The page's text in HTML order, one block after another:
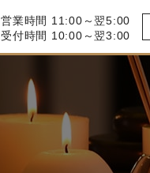
営業時間 11:00～翌5:00
受付時間 10:00～翌3:00